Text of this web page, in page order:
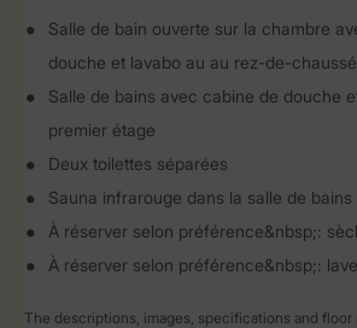
Salle de bain ouverte sur la chambre
douche et lavabo au au rez-de-
Salle de bains avec cabine de douche
premier étage
Deux toilettes séparées
Sauna infrarouge dans la salle de bains
À réserver selon préférence&nbsp;:
À réserver selon préférence&nbsp;:
The descriptions, images, specifications and floor